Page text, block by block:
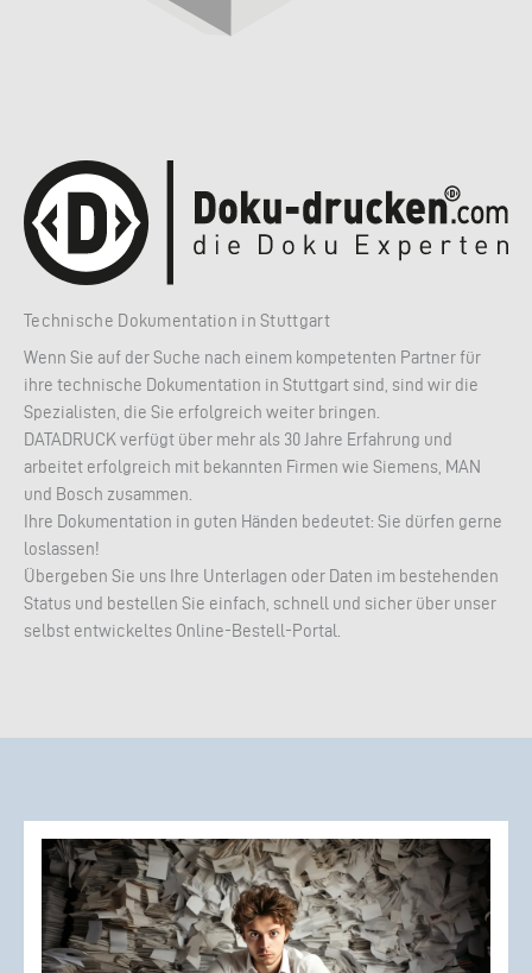
Technische Dokumentation in Stuttgart
Wenn Sie auf der Suche nach einem kompetenten Partner für
ihre technische Dokumentation in Stuttgart sind, sind wir die
Spezialisten, die Sie erfolgreich weiter bringen.
DATADRUCK verfügt über mehr als 30 Jahre Erfahrung und
arbeitet erfolgreich mit bekannten Firmen wie Siemens, MAN
und Bosch zusammen.
Ihre Dokumentation in guten Händen bedeutet: Sie dürfen gerne
loslassen!
Übergeben Sie uns Ihre Unterlagen oder Daten im bestehenden
Status und bestellen Sie einfach, schnell und sicher über unser
selbst entwickeltes Online-Bestell-Portal.